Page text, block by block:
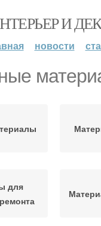
И
новости
для